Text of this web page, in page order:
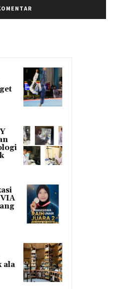
ala